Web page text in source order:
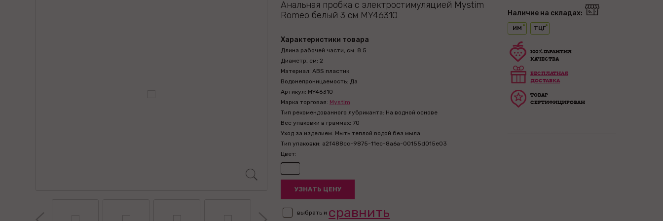
Анальная пробка с электростимуляцией Mystim
Romeo белый 3 см MY46310
Характеристики товара
Длина рабочей части, см: 8.5
Диаметр, см: 2
Материал: ABS пластик
Водонепроницаемость: Да
Артикул: MY46310
Марка торговая: Mystim
Тип рекомендованного лубриканта: На водной основе
Вес упаковки в граммах: 70
Уход за изделием: Мыть теплой водой без мыла
Тип упаковки: a2f488cc-9875-11ec-8a6a-00155d015e03
Цвет:
УЗНАТЬ ЦЕНУ
выбрать и сравнить
Наличие на складах:
ИМ ТЦГ
100% ГАРАНТИЯ
КАЧЕСТВА
БЕСПЛАТНАЯ
ДОСТАВКА
ТОВАР
СЕРТИФИЦИРОВАН